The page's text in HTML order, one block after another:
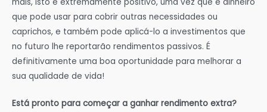
que pode usar para cobrir outras necessidades ou
caprichos, e também pode aplicá-lo a investimentos que
no futuro lhe reportarão rendimentos passivos. É
definitivamente uma boa oportunidade para melhorar a
sua qualidade de vida!
Está pronto para começar a ganhar rendimento extra?